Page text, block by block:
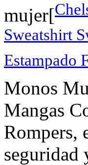
mujer[
Sweatshirt
Estampado
Monos
Mangas
Rompers,
seguridad